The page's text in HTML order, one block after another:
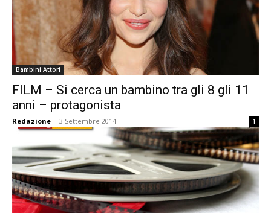
Bambini Attori
FILM – Si cerca un bambino tra gli 8 gli 11
anni – protagonista
Redazione - 3 Settembre 2014 1